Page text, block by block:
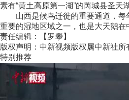
素有“黄土高原第一湖”的芮城县圣天
山西是候鸟迁徙的重要通道，每年
重要的湿地区域之一，也是大天鹅
责任编辑：【罗攀】
版权声明：中新视频版权属中新社
特别推荐